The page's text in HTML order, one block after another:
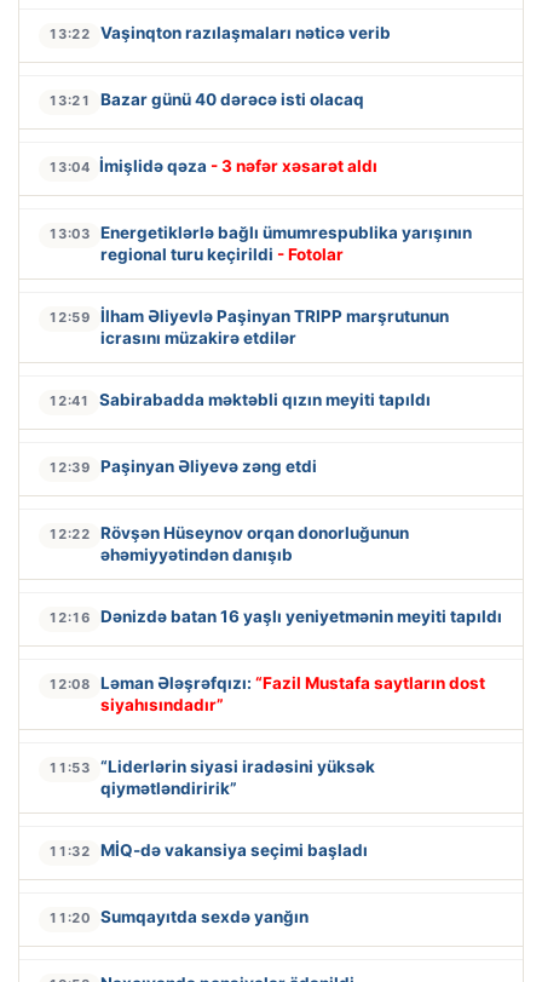
13:22 Vaşinqton razılaşmaları nəticə verib
13:21 Bazar günü 40 dərəcə isti olacaq
13:04 İmişlidə qəza - 3 nəfər xəsarət aldı
13:03
Energetiklərlə bağlı ümumrespublika yarışının
regional turu keçirildi - Fotolar
12:59
İlham Əliyevlə Paşinyan TRIPP marşrutunun
icrasını müzakirə etdilər
12:41 Sabirabadda məktəbli qızın meyiti tapıldı
12:39 Paşinyan Əliyevə zəng etdi
12:22
Rövşən Hüseynov orqan donorluğunun
əhəmiyyətindən danışıb
12:16 Dənizdə batan 16 yaşlı yeniyetmənin meyiti tapıldı
12:08 Ləman Ələşrəfqızı: “Fazil Mustafa saytların dost
siyahısındadır”
11:53
“Liderlərin siyasi iradəsini yüksək
qiymətləndiririk”
11:32 MİQ-də vakansiya seçimi başladı
11:20 Sumqayıtda sexdə yanğın